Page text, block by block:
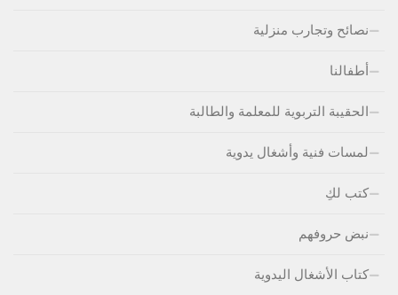
نصائح وتجارب منزلية
أطفالنا
الحقيبة التربوية للمعلمة والطالبة
لمسات فنية وأشغال يدوية
كتب لكِ
نبض حروفهم
كتاب الأشغال اليدوية